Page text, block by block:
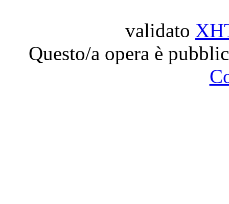
validato
Questo/a opera è